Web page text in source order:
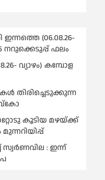
(06.08.26-
നറുക്കെടുപ്പ് ഫലം
വ്യാഴം) കമ്പോള
തിരിച്ചെടുക്കുന്ന
കൂടിയ മഴയ്ക്ക്
സ്വര്‍ണവില : ഇന്ന്